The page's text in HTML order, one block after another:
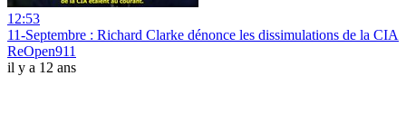
12:53
11-Septembre : Richard Clarke dénonce les dissimulations de la CIA
ReOpen911
il y a 12 ans